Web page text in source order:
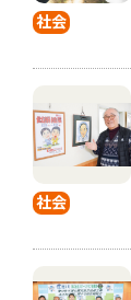
社会
社会